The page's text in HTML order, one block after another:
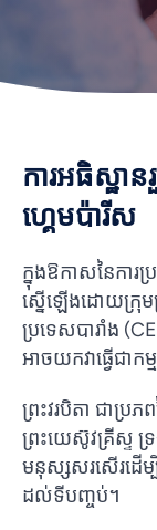
ការអធិស្ឋា
ហ្គេមប៉ារីស
ក្នុងឱកាសនៃការ
ស្នើឡើងដោយក្រុម
ប្រទេសបារាំង
អាចយកវាធ្វើជាក
ព្រះវរបិតា ជាប្រ
ព្រះយេស៊ូវគ្រីស្ទ
មនុស្សសរសើរដើម្
ដល់ទីបញ្ចប់។